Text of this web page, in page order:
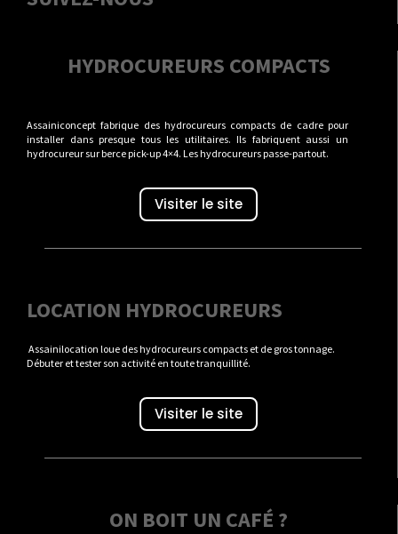
HYDROCUREURS COMPACTS
Assainiconcept fabrique des hydrocureurs compacts de cadre pour
installer dans presque tous les utilitaires. Ils fabriquent aussi un
hydrocureur sur berce pick-up 4×4. Les hydrocureurs passe-partout.
Visiter le site
LOCATION HYDROCUREURS
Assainilocation loue des hydrocureurs compacts et de gros tonnage.
Débuter et tester son activité en toute tranquillité.
Visiter le site
ON BOIT UN CAFÉ ?